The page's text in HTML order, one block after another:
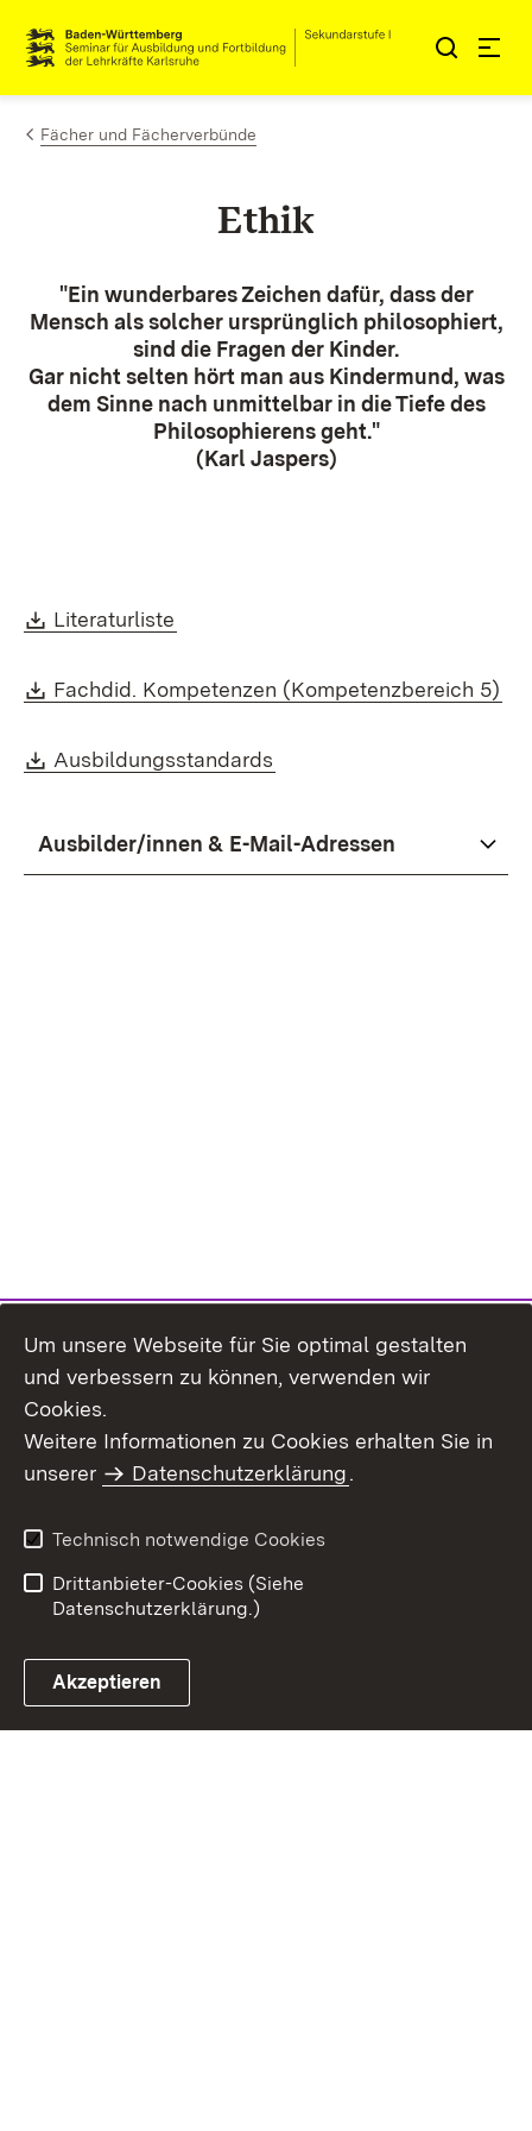
Zum Inhalt springen
Link zur Startseite
Fächer und Fächerverbünde
Ethik
"Ein wunderbares Zeichen dafür, dass der
Mensch als solcher ursprünglich philosophiert,
sind die Fragen der Kinder.
Gar nicht selten hört man aus Kindermund, was
dem Sinne nach unmittelbar in die Tiefe des
Philosophierens geht."
(Karl Jaspers)
Download:
Literaturliste
Download:
Fachdid. Kompetenzen (Kompetenzbereich 5)
Download:
Ausbildungsstandards
Ausbilder/innen & E-Mail-Adressen
Benutzungshinweise
Erklärung zur
Um unsere Webseite für Sie optimal gestalten
und verbessern zu können, verwenden wir
Cookies.
Weitere Informationen zu Cookies erhalten Sie in
unserer
Datenschutzerklärung.
Technisch notwendige Cookies
Drittanbieter-Cookies (Siehe
Datenschutzerklärung.)
Akzeptieren